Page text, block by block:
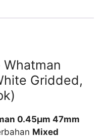
Gridded,
0.45µm 47mm
Mixed